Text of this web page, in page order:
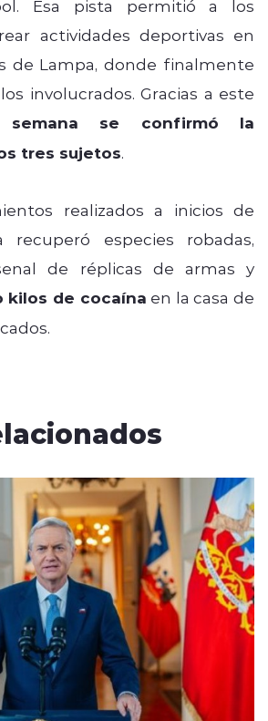
Esa pista permitió a los
actividades deportivas en
de Lampa, donde finalmente
involucrados. Gracias a este
semana se confirmó la
tres sujetos.
realizados a inicios de
recuperó especies robadas,
de réplicas de armas y
kilos de cocaína en la casa de